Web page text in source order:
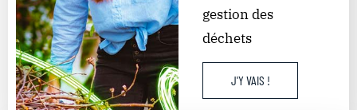
gestion des
déchets
J'Y VAIS !